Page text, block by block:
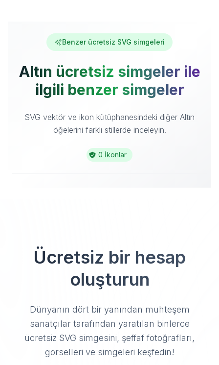
Benzer ücretsiz SVG simgeleri
Altın ücretsiz simgeler ile
ilgili benzer simgeler
SVG vektör ve ikon kütüphanesindeki diğer Altın
öğelerini farklı stillerde inceleyin.
0 İkonlar
Ücretsiz bir hesap
oluşturun
Dünyanın dört bir yanından muhteşem
sanatçılar tarafından yaratılan binlerce
ücretsiz SVG simgesini, şeffaf fotoğrafları,
görselleri ve simgeleri keşfedin!